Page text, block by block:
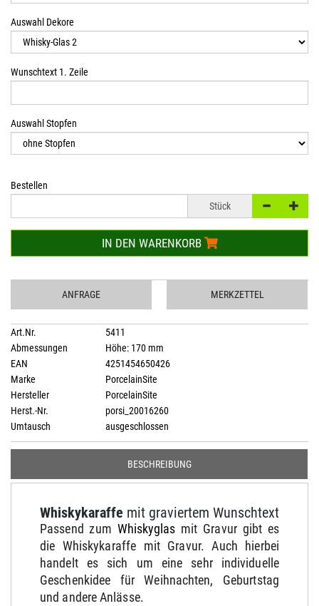
Auswahl Dekore
Wunschtext 1. Zeile
Auswahl Stopfen
Bestellen
Stück
IN DEN WARENKORB
ANFRAGE MERKZETTEL
Art.Nr.
5411
Abmessungen
Höhe: 170 mm
EAN
4251454650426
Marke
PorcelainSite
Hersteller
PorcelainSite
Herst.-Nr.
porsi_20016260
Umtausch
ausgeschlossen
BESCHREIBUNG
Whiskykaraffe mit graviertem Wunschtext
Passend zum Whiskyglas mit Gravur gibt es
die Whiskykaraffe mit Gravur. Auch hierbei
handelt es sich um eine sehr individuelle
Geschenkidee für Weihnachten, Geburtstag
und andere Anlässe.